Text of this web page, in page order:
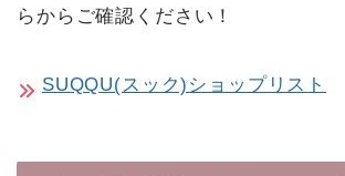
らからご確認ください！
SUQQU(スック)ショップリスト